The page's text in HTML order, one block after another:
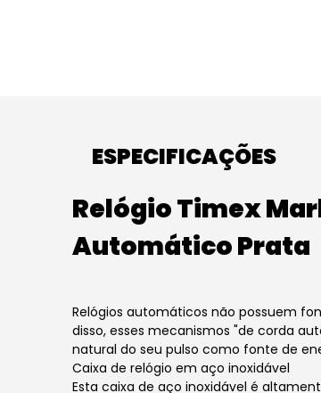
ESPECIFICAÇÕES
Relógio Timex
Automático Prata
Relógios automáticos não possuem
disso, esses mecanismos "de corda
natural do seu pulso como fonte de
Caixa de relógio em aço inoxidável
Esta caixa de aço inoxidável é